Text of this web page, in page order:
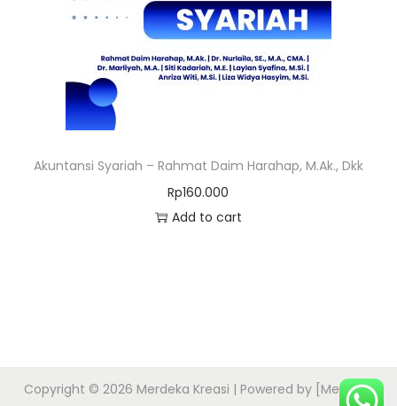
Akuntansi Syariah – Rahmat Daim Harahap, M.Ak., Dkk
Rp160.000
Add to cart
Copyright © 2026 Merdeka Kreasi | Powered by [Merdeka